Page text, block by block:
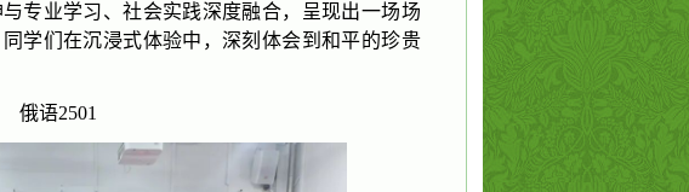
专业学习、社会实践深度融合，呈现出一场场
学们在沉浸式体验中，深刻体会到和平的珍贵
俄语2501